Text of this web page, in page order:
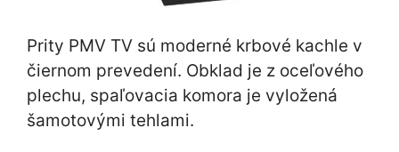
Prity PMV TV sú moderné krbové kachle v
čiernom prevedení. Obklad je z oceľového
plechu, spaľovacia komora je vyložená
šamotovými tehlami.